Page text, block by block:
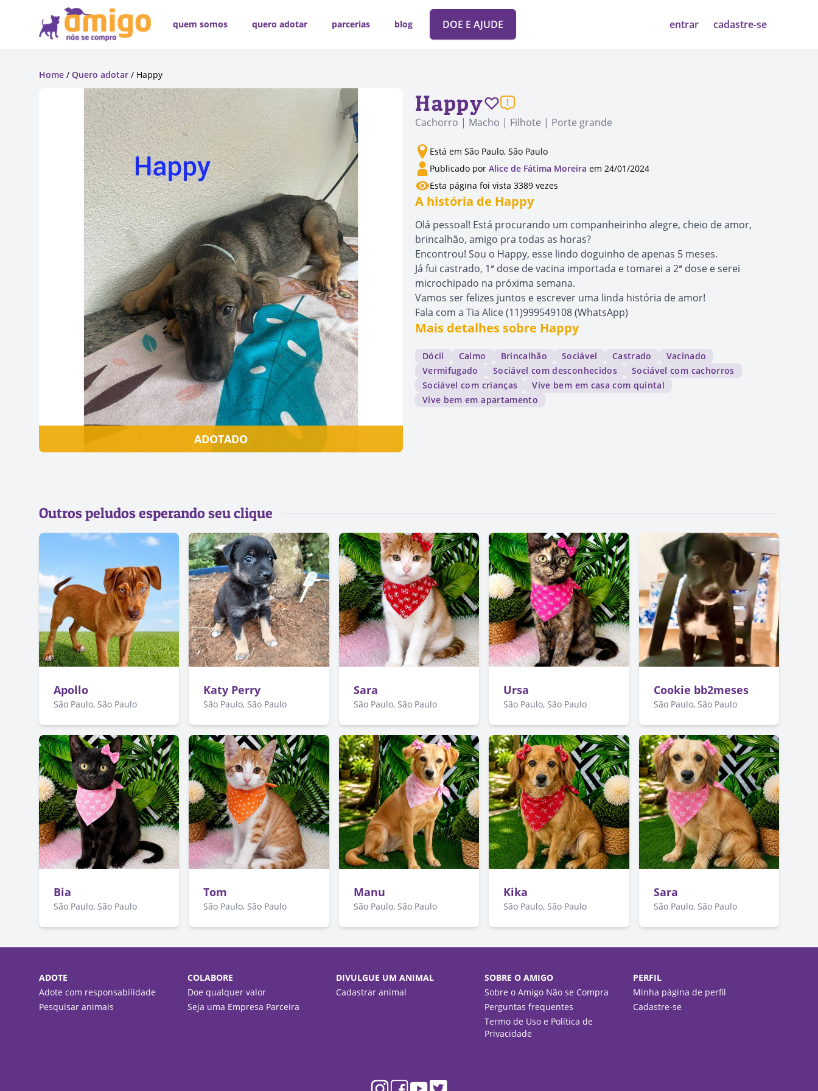
quem somos quero adotar parcerias blog DOE E AJUDE entrar cadastre-se
Home / Quero adotar / Happy
ADOTADO
Happy
Cachorro | Macho | Filhote | Porte grande
Está em São Paulo, São Paulo
Publicado por Alice de Fátima Moreira em 24/01/2024
Esta página foi vista 3389 vezes
A história de Happy
Olá pessoal! Está procurando um companheirinho alegre, cheio de amor,
brincalhão, amigo pra todas as horas?
Encontrou! Sou o Happy, esse lindo doguinho de apenas 5 meses.
Já fui castrado, 1ª dose de vacina importada e tomarei a 2ª dose e serei
microchipado na próxima semana.
Vamos ser felizes juntos e escrever uma linda história de amor!
Fala com a Tia Alice (11)999549108 (WhatsApp)
Mais detalhes sobre Happy
Dócil Calmo Brincalhão Sociável Castrado
Vacinado
Vermifugado
Sociável com desconhecidos
Sociável com cachorros
Sociável com crianças
Vive bem em casa com quintal
Vive bem em apartamento
Outros peludos esperando seu clique
Apollo
São Paulo, São Paulo
Katy Perry
São Paulo, São Paulo
Sara
São Paulo, São Paulo
Ursa
São Paulo, São Paulo
Cookie bb2meses
São Paulo, São Paulo
Bia
São Paulo, São Paulo
Tom
São Paulo, São Paulo
Manu
São Paulo, São Paulo
Kika
São Paulo, São Paulo
Sara
São Paulo, São Paulo
ADOTE
Adote com responsabilidade
Pesquisar animais
COLABORE
Doe qualquer valor
Seja uma Empresa Parceira
DIVULGUE UM ANIMAL
Cadastrar animal
SOBRE O AMIGO
Sobre o Amigo Não se Compra
Perguntas frequentes
Termo de Uso e Política de
Privacidade
PERFIL
Minha página de perfil
Cadastre-se